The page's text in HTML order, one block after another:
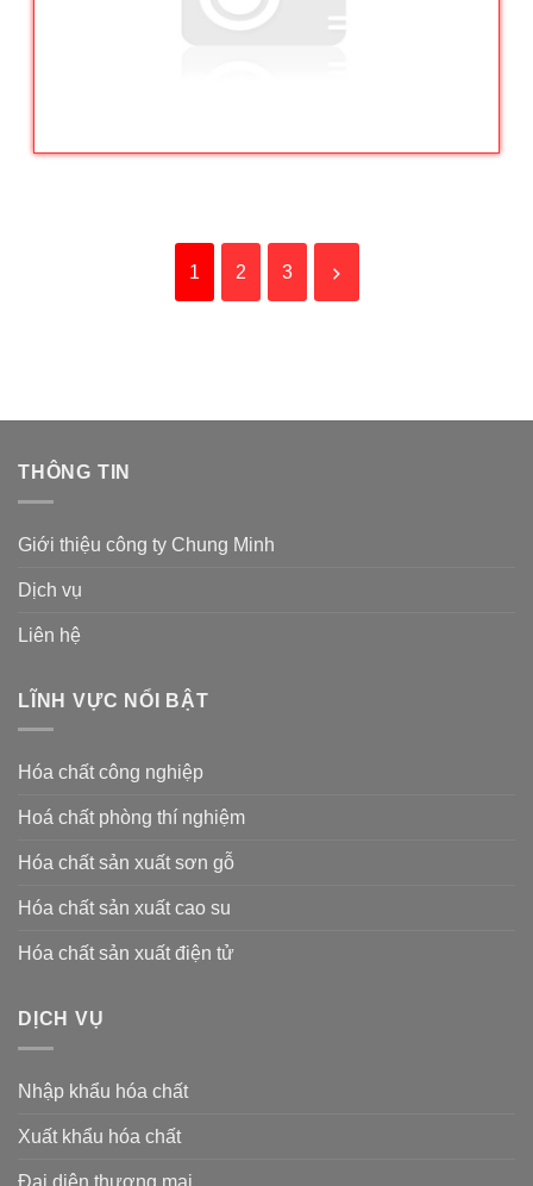
1 2 3
THÔNG TIN
Giới thiệu công ty Chung Minh
Dịch vụ
Liên hệ
LĨNH VỰC NỔI BẬT
Hóa chất công nghiệp
Hoá chất phòng thí nghiệm
Hóa chất sản xuất sơn gỗ
Hóa chất sản xuất cao su
Hóa chất sản xuất điện tử
DỊCH VỤ
Nhập khẩu hóa chất
Xuất khẩu hóa chất
Đại diện thương mại